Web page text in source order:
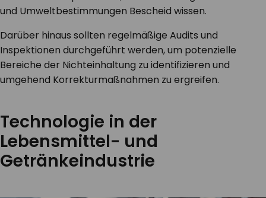
und Umweltbestimmungen Bescheid wissen.
Darüber hinaus sollten regelmäßige Audits und
Inspektionen durchgeführt werden, um potenzielle
Bereiche der Nichteinhaltung zu identifizieren und
umgehend Korrekturmaßnahmen zu ergreifen.
Technologie in der
Lebensmittel- und
Getränkeindustrie